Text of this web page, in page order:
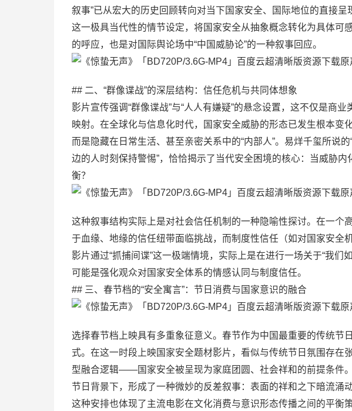
叙事”已从宏大的历史回顾转向对当下国家安全、国际地位的直接呈
这一极具当代性的情节设定，将国家安全从抽象概念转化为具体可
的呼应，也是对国际舆论场中“中国威胁论”的一种叙事回应。
## 二、“群像谍战”的深层结构：信任危机与共同体想象
影片宣传强调“群像谍战”与“人人有嫌疑”的悬念设置，这不仅是商
映射。在全球化与信息化时代，国家安全威胁的形态已发生根本
而是隐藏在日常生活、甚至亲密关系中的“内部人”。易烊千玺所说
边的人时刻保持警惕”，恰恰揭示了当代安全困境的核心：当威胁
衡？
这种叙事结构实际上是对社会信任机制的一种隐喻性探讨。在一个
于血缘、地缘的信任纽带面临挑战，而制度性信任（如对国家安全
影片通过“抓捕间谍”这一极端情境，实际上是在进行一场关于“我们
可能是强化观众对国家安全体系的情感认同与制度信任。
## 三、春节档的“安全寓言”：节日消费与国家意识的融合
选择春节档上映具有多重象征意义。春节作为中国最重要的传统节
式。在这一时段上映国家安全题材影片，看似与传统节日氛围存在
型融合逻辑——国家安全被呈现为家庭团圆、社会祥和的前提条件
节日背景下，形成了一种微妙的反差叙事：表面的祥和之下暗流涌
这种安排也体现了主流电影在文化消费与意识形态传播之间的平衡